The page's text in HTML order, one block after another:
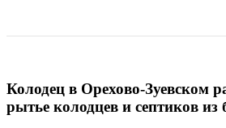
Колодец в Орехово-Зуевском
рытье колодцев и септиков из